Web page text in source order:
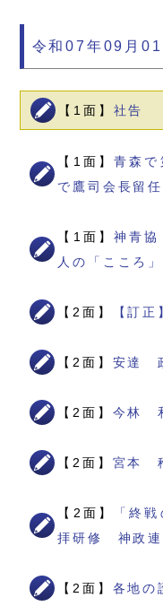
令和07年09月01
【1面】 社告
【1面】青森
で鷹司会長留
【1面】神青
人の「こころ
【2面】 【訂正
【2面】 安達
【2面】 今林
【2面】 宮本
【2面】
「終
拝研修 神政連
【2面】 各地の